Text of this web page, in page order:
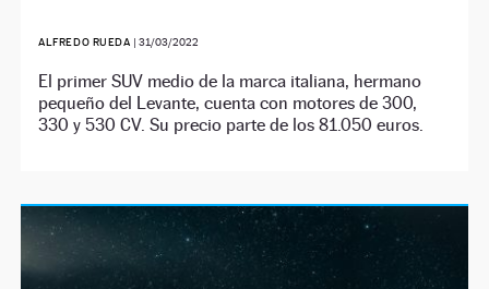
ALFREDO RUEDA | 31/03/2022
El primer SUV medio de la marca italiana, hermano
pequeño del Levante, cuenta con motores de 300,
330 y 530 CV. Su precio parte de los 81.050 euros.